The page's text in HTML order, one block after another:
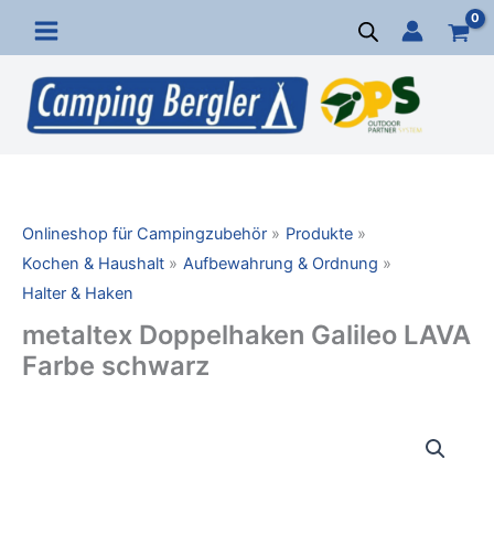
Inhalt
springen
Onlineshop für Campingzubehör
Produkte
Kochen & Haushalt
Aufbewahrung & Ordnung
Halter & Haken
metaltex Doppelhaken Galileo LAVA
Farbe schwarz